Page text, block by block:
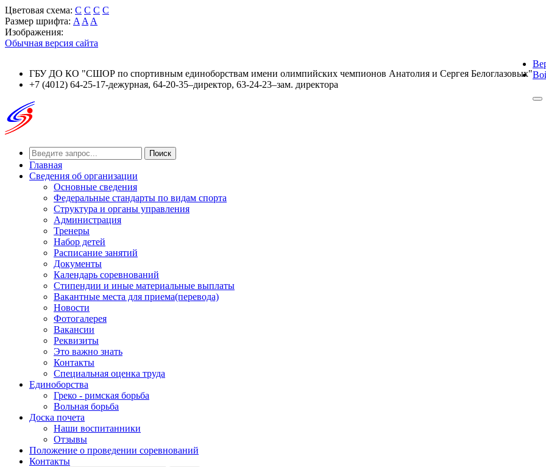
Цветовая схема: C C C C
Размер шрифта: A A A
Изображения:
Обычная версия сайта
ГБУ ДО КО "СШОР по спортивным единоборствам имени олимпийских чемпионов Анатолия и Сергея Белоглазовых"
+7 (4012) 64-25-17-дежурная, 64-20-35–директор, 63-24-23–зам. директора
Поиск
Главная
Сведения об организации
Основные сведения
Федеральные стандарты по видам спорта
Структура и органы управления
Администрация
Тренеры
Набор детей
Расписание занятий
Документы
Календарь соревнований
Стипендии и иные материальные выплаты
Вакантные места для приема(перевода)
Новости
Фотогалерея
Вакансии
Реквизиты
Это важно знать
Контакты
Специальная оценка труда
Единоборства
Греко - римская борьба
Вольная борьба
Доска почета
Наши воспитанники
Отзывы
Положение о проведении соревнований
Контакты